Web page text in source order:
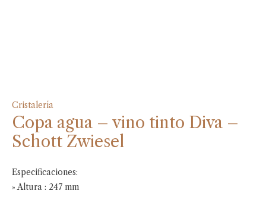
Cristalería
Copa agua – vino tinto Diva –
Schott Zwiesel
Especificaciones:
» Altura : 247 mm